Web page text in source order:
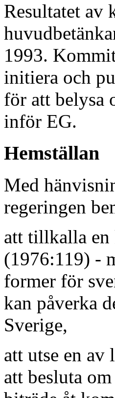
Resultatet av
1993.
initiera och
för att belysa
inför EG.
Hemställan
Med
regeringen
att tillkalla en
(1976:119) -
former för
kan påverka
Sverige,
att utse en av
att besluta